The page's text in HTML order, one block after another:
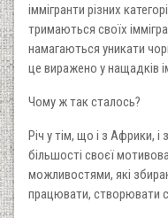
іммігранти різних
тримаються своїх
намагаються уникати
це виражено у нащадків
Чому ж так сталось?
Річ у тім, що і з Африки,
більшості своєї
можливостями, які
працювати, створювати